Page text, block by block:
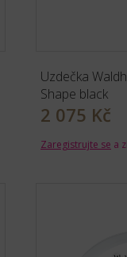
Uzdečka
Shape black
2 075 Kč
Zaregistrujte se a